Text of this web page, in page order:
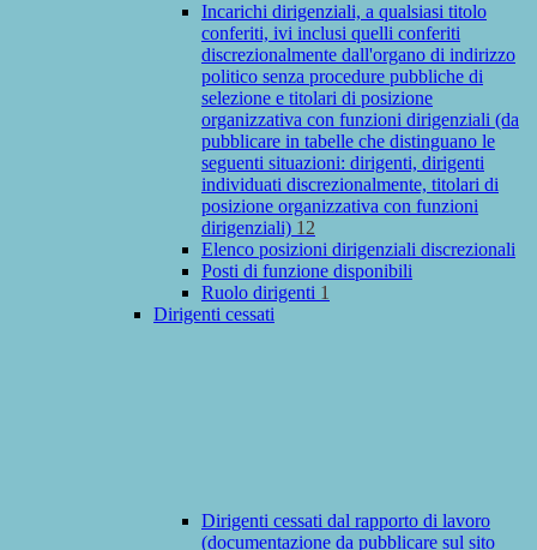
Incarichi dirigenziali, a qualsiasi titolo
conferiti, ivi inclusi quelli conferiti
discrezionalmente dall'organo di indirizzo
politico senza procedure pubbliche di
selezione e titolari di posizione
organizzativa con funzioni dirigenziali (da
pubblicare in tabelle che distinguano le
seguenti situazioni: dirigenti, dirigenti
individuati discrezionalmente, titolari di
posizione organizzativa con funzioni
dirigenziali) 12
Elenco posizioni dirigenziali discrezionali
Posti di funzione disponibili
Ruolo dirigenti 1
Dirigenti cessati
Dirigenti cessati dal rapporto di lavoro
(documentazione da pubblicare sul sito